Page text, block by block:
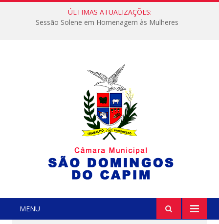
ÚLTIMAS ATUALIZAÇÕES:
Sessão Solene em Homenagem às Mulheres
MENU